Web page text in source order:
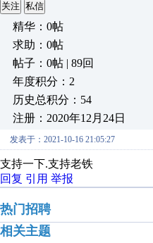
关注 私信
精华：0帖
求助：0帖
帖子：0帖 | 89回
年度积分：2
历史总积分：54
注册：2020年12月24日
发表于：2021-10-16 21:05:27
支持一下.支持老铁
回复 引用 举报
热门招聘
相关主题